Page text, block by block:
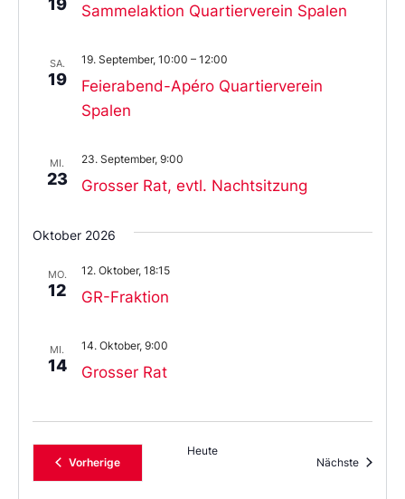
19 Sammelaktion Quartierverein Spalen
SA.
19
Feierabend-Apéro Quartierverein
Spalen
19. September, 10:00 – 12:00
MI.
23 Grosser Rat, evtl. Nachtsitzung
23. September, 9:00
Oktober 2026
MO.
12 GR-Fraktion
12. Oktober, 18:15
MI.
14 Grosser Rat
14. Oktober, 9:00
VorherigeVeranstaltungen
Heute
Nächste